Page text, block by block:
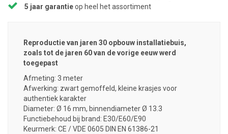
5 jaar garantieop heel het assortiment
Reproductie van jaren 30 opbouw installatiebuis,
zoals tot de jaren 60 van de vorige eeuw werd
toegepast
Afmeting: 3 meter
Afwerking: zwart gemoffeld, kleine krasjes voor
authentiek karakter
Diameter: Ø 16 mm, binnendiameter Ø 13.3
Functiebehoud bij brand: E30/E60/E90
Keurmerk: CE / VDE 0605 DIN EN 61386-21